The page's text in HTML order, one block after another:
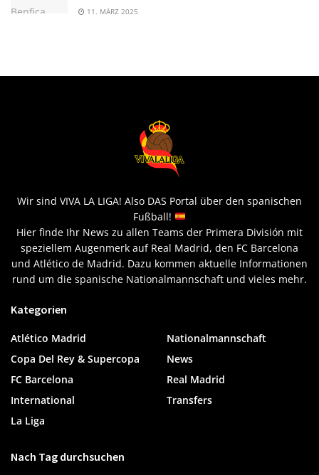
11. MÄRZ 2025
Wir sind VIVA LA LIGA! Also DAS Portal über den spanischen
Fußball!
Hier finde Ihr News zu allen Teams der Primera División mit
speziellem Augenmerk auf Real Madrid, den FC Barcelona
und Atlético de Madrid. Dazu kommen aktuelle Informationen
rund um die spanische Nationalmannschaft und vieles mehr.
Kategorien
Atlético Madrid
Copa Del Rey & Supercopa
FC Barcelona
International
La Liga
Nationalmannschaft
News
Real Madrid
Transfers
Nach Tag durchsuchen